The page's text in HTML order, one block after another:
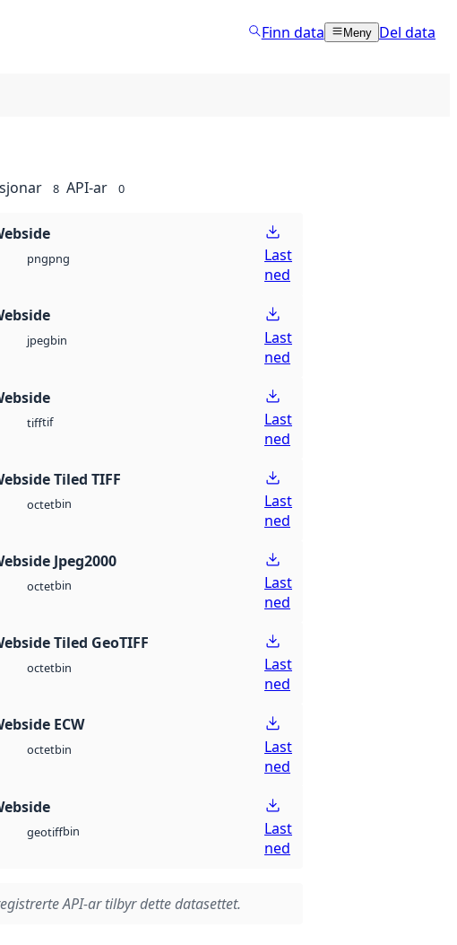
Finn data Meny Del data
8 API-ar 0
pngpng
Last
ned
jpegbin
Last
ned
tifftif
Last
ned
Tiled TIFF
octetbin
Last
ned
Jpeg2000
octetbin
Last
ned
Tiled GeoTIFF
octetbin
Last
ned
ECW
octetbin
Last
ned
geotiffbin
Last
ned
API-ar tilbyr dette datasettet.